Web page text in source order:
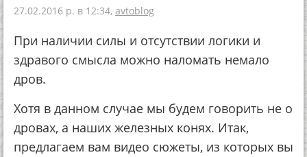
27.02.2016 р. в 12:34, avtoblog
При наличии силы и отсутствии логики и
здравого смысла можно наломать немало
дров.
Хотя в данном случае мы будем говорить не о
дровах, а наших железных конях. Итак,
предлагаем вам видео сюжеты, из которых вы